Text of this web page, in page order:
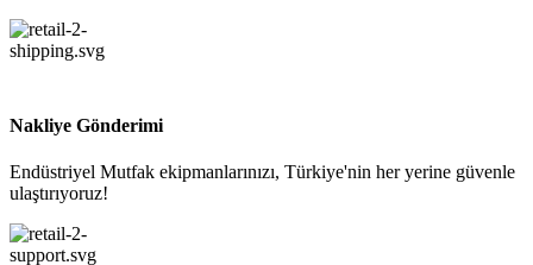
Nakliye Gönderimi
Endüstriyel Mutfak ekipmanlarınızı, Türkiye'nin her yerine güvenle
ulaştırıyoruz!